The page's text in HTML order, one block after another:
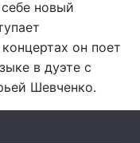
новый
он поет
в дуэте с
Шевченко.